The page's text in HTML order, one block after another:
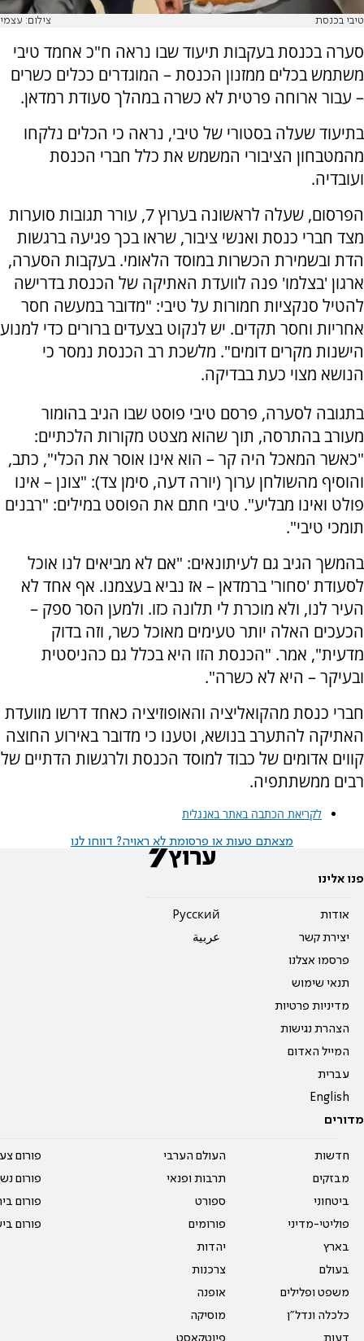
טיבי בכנסת צילום: עצמי
סערה בכנסת בעקבות תיעוד שבו נראה ח"כ אחמד טיבי
משתמש בכלים ממזנון הכנסת – המוגדרים ככלים כשרים
– עבור ארוחה פרטית לא כשרה במהלך סעודת רמדאן.
בתיעוד שעלה בסטורי של טיבי, נראה כי הכלים נלקחו
מהמטבחון הציבורי המשמש את כלל חברי הכנסת
ועובדיה.
הפרסום, שעלה לראשונה בערוץ 7, עורר תגובות סוערות
מצד חברי כנסת ואנשי ציבור, שראו בכך פגיעה ברגשות
הדת ובשמירת הכשרות במוסד הלאומי. בעקבות הסערה,
ארגון 'בצלמו' פנה לוועדת האתיקה של הכנסת בדרישה
להטיל סנקציות חמורות על טיבי: "מדובר במעשה חסר
אחריות וחסר תקדים. יש לנקוט בצעדים ברורים כדי למנוע
הישנות מקרים דומים". מלשכת רב הכנסת נמסר כי
הנושא מצוי כעת בבדיקה.
בתגובה לסערה, פרסם טיבי פוסט שבו הגיב בהומור
מעורב בהתרסה, תוך שהוא מצטט מקורות הלכתיים:
"כאשר המאכל היה קר – הוא אינו אוסר את הכלי", כתב,
והוסיף מהשולחן ערוך (יורה דעה, סימן צד): "צונן – אינו
פולט ואינו מבליע". טיבי חתם את הפוסט במילים: "רבנים
תומכי טיבי".
בהמשך הגיב גם לעיתונאים: "אם לא מביאים לנו אוכל
לסעודת 'סחור' ברמדאן – אז נביא בעצמנו. אף אחד לא
העיר לנו, ולא מוכרת לי תלונה כזו. ולמען הסר ספק –
הכעכים האלה יותר טעימים מאוכל כשר, וזה בדוק
מדעית", אמר. "הכנסת הזו היא בכלל גם כהניסטית
ובעיקר – היא לא כשרה".
חברי כנסת מהקואליציה והאופוזיציה כאחד דרשו מוועדת
האתיקה להתערב בנושא, וטענו כי מדובר באירוע החוצה
קווים אדומים של כבוד למוסד הכנסת ולרגשות הדתיים של
רבים ממשתתפיה.
לקריאת הכתבה באתר באנגלית
מצאתם טעות או פרסומת לא ראויה? דווחו לנו
פנו אלינו
אודות
יצירת קשר
פרסמו אצלנו
תנאי שימוש
מדיניות פרטיות
הצהרת נגישות
המייל האדום
עברית
English
Pусский
عربية
מדורים
חדשות
מבזקים
ביטחוני
פוליטי-מדיני
בארץ
בעולם
משפט ופלילים
כלכלה ונדל"ן
דעות
העולם הערבי
תרבות ופנאי
ספורט
פורומים
יהדות
צרכנות
אופנה
מוסיקה
פיוטקאסט
פורום
פורום
פורום
פורום